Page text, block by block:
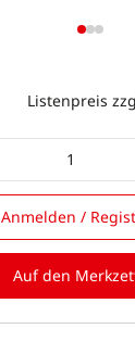
Listenpreis
Anmelden /
Auf den